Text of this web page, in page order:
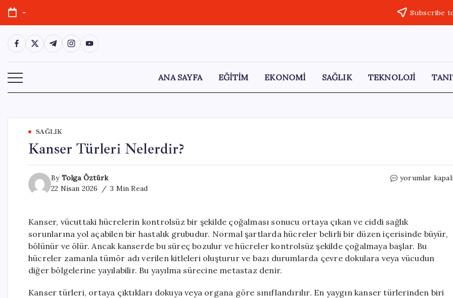
Skip
content
- Subscribe
https://www.facebook.com/
https://twitter.com/
https://t.me/
https://www.instagram.com/
https://youtube.com/
ANA SAYFA EĞİTİM EKONOMİ SAĞLIK TEKNOLOJİ
SAĞLIK
Kanser Türleri Nelerdir?
By Tolga Öztürk
22 Nisan 2026
3 Min Read
Kanser
yorumlar
Kanser, vücuttaki hücrelerin kontrolsüz bir şekilde çoğalması sonucu ortaya çıkan ve ciddi sağlık
sorunlarına yol açabilen bir hastalık grubudur. Normal şartlarda hücreler belirli bir düzen içerisinde büyür,
bölünür ve ölür. Ancak kanserde bu süreç bozulur ve hücreler kontrolsüz şekilde çoğalmaya başlar. Bu
hücreler zamanla tümör adı verilen kitleleri oluşturur ve bazı durumlarda çevre dokulara veya vücudun
diğer bölgelerine yayılabilir. Bu yayılma sürecine metastaz denir.
Kanser türleri, ortaya çıktıkları dokuya veya organa göre sınıflandırılır. En yaygın kanser türlerinden biri